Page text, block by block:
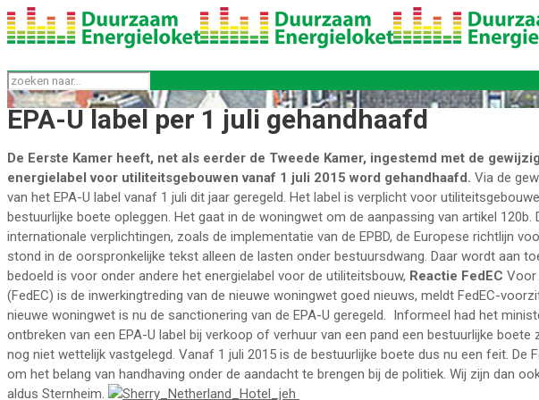
EPA-U label per 1 juli gehandhaafd
De Eerste Kamer heeft, net als eerder de Tweede Kamer, ingestemd met de
energielabel voor utiliteitsgebouwen vanaf 1 juli 2015 word gehandhaafd. Via de
van het EPA-U label vanaf 1 juli dit jaar geregeld. Het label is verplicht voor
bestuurlijke boete opleggen. Het gaat in de woningwet om de aanpassing van artikel 120b.
internationale verplichtingen, zoals de implementatie van de EPBD, de Europese richtlijn
stond in de oorspronkelijke tekst alleen de lasten onder bestuursdwang. Daar wordt aan
bedoeld is voor onder andere het energielabel voor de utiliteitsbouw, Reactie FedEC Voor
(FedEC) is de inwerkingtreding van de nieuwe woningwet goed nieuws, meldt FedEC-
nieuwe woningwet is nu de sanctionering van de EPA-U geregeld. Informeel had het
ontbreken van een EPA-U label bij verkoop of verhuur van een pand een bestuurlijke
nog niet wettelijk vastgelegd. Vanaf 1 juli 2015 is de bestuurlijke boete dus nu een feit. De
om het belang van handhaving onder de aandacht te brengen bij de politiek. Wij zijn dan
aldus Sternheim.